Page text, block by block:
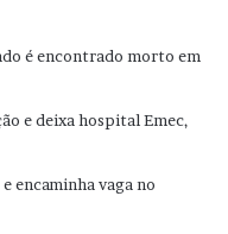
é encontrado morto em
e deixa hospital Emec,
encaminha vaga no